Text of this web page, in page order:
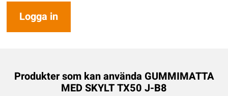
Logga in
Produkter som kan använda GUMMIMATTA
MED SKYLT TX50 J-B8